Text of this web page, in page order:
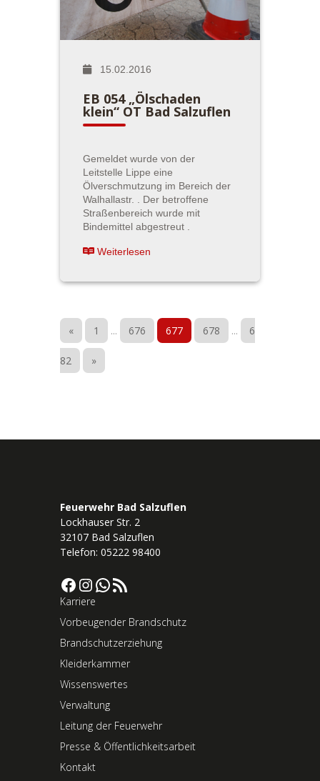
15.02.2016
EB 054 „Ölschaden
klein“ OT Bad Salzuflen
Gemeldet wurde von der
Leitstelle Lippe eine
Ölverschmutzung im Bereich der
Walhallastr. . Der betroffene
Straßenbereich wurde mit
Bindemittel abgestreut .
Weiterlesen
« 1 ... 676 677 678 ... 6
82 »
Feuerwehr Bad Salzuflen
Lockhauser Str. 2
32107 Bad Salzuflen
Telefon: 05222 98400
Facebook InstagramWhatsApp RSS-Feed
Karriere
Vorbeugender Brandschutz
Brandschutzerziehung
Kleiderkammer
Wissenswertes
Verwaltung
Leitung der Feuerwehr
Presse & Öffentlichkeitsarbeit
Kontakt